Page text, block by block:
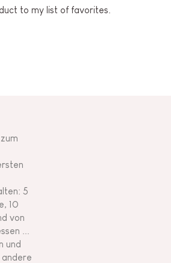
to my list of favorites.
5
10
von
...
und
andere